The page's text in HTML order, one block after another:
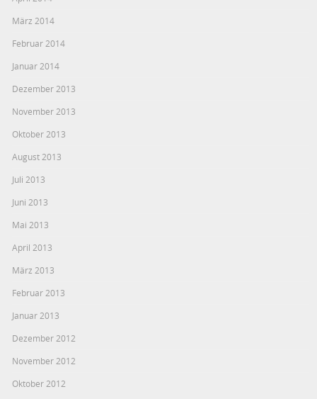
März 2014
Februar 2014
Januar 2014
Dezember 2013
November 2013
Oktober 2013
August 2013
Juli 2013
Juni 2013
Mai 2013
April 2013
März 2013
Februar 2013
Januar 2013
Dezember 2012
November 2012
Oktober 2012